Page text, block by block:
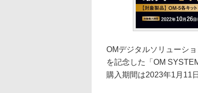
OMデジタルソリューシ
を記念した「OM
購入期間は2023年1月11